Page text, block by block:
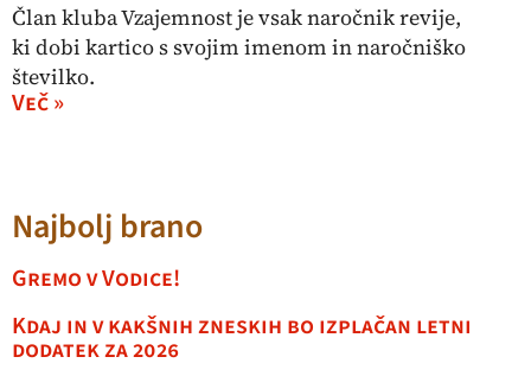
Član kluba Vzajemnost je vsak naročnik revije,
ki dobi kartico s svojim imenom in naročniško
številko.
Več »
Najbolj brano
Gremo v Vodice!
Kdaj in v kakšnih zneskih bo izplačan letni
dodatek za 2026